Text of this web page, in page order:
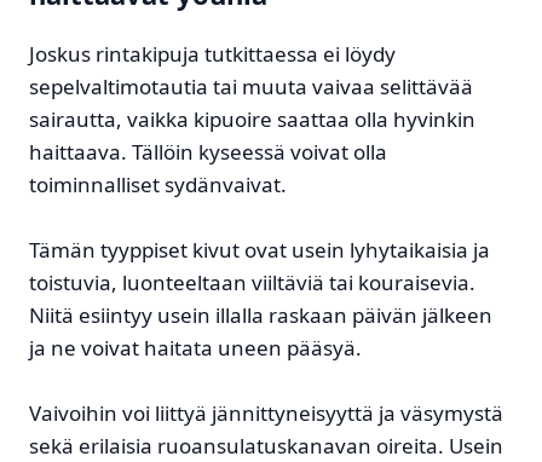
Joskus rintakipuja tutkittaessa ei löydy
sepelvaltimotautia tai muuta vaivaa selittävää
sairautta, vaikka kipuoire saattaa olla hyvinkin
haittaava. Tällöin kyseessä voivat olla
toiminnalliset sydänvaivat.
Tämän tyyppiset kivut ovat usein lyhytaikaisia ja
toistuvia, luonteeltaan viiltäviä tai kouraisevia.
Niitä esiintyy usein illalla raskaan päivän jälkeen
ja ne voivat haitata uneen pääsyä.
Vaivoihin voi liittyä jännittyneisyyttä ja väsymystä
sekä erilaisia ruoansulatuskanavan oireita. Usein